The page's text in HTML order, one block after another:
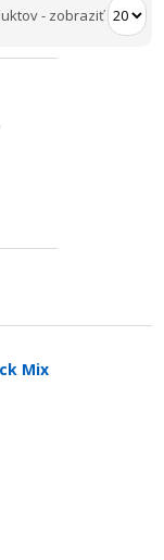
- zobraziť
Mix